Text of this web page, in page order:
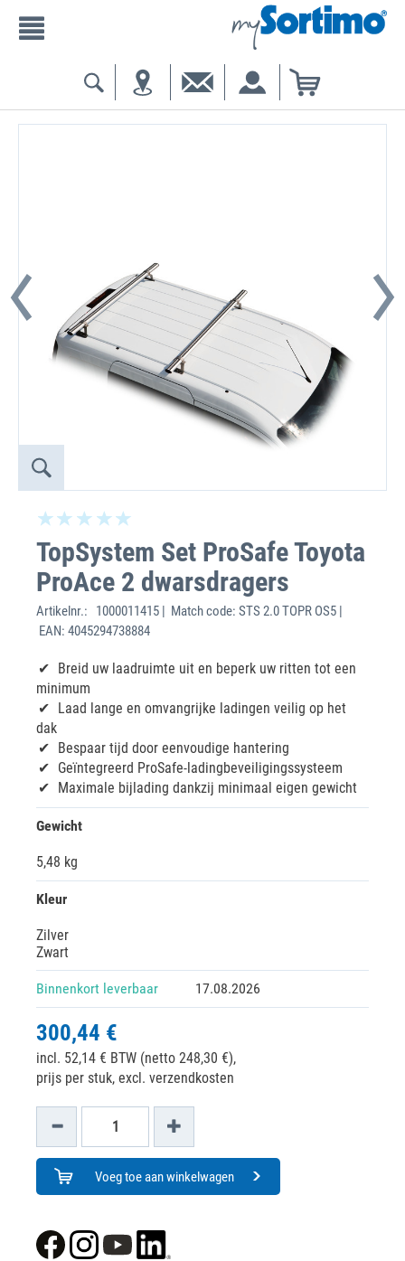
TopSystem Set ProSafe Toyota
ProAce 2 dwarsdragers
Artikelnr.:
1000011415 | Match code: STS 2.0 TOPR OS5 |
EAN: 4045294738884
Breid uw laadruimte uit en beperk uw ritten tot een
minimum
Laad lange en omvangrijke ladingen veilig op het
dak
Bespaar tijd door eenvoudige hantering
Geïntegreerd ProSafe-ladingbeveiligingssysteem
Maximale bijlading dankzij minimaal eigen gewicht
Gewicht
5,48 kg
Kleur
Zilver
Zwart
Binnenkort leverbaar 17.08.2026
300,44 €
incl. 52,14 € BTW (netto 248,30 €),
prijs per stuk, excl. verzendkosten
Voeg toe aan winkelwagen